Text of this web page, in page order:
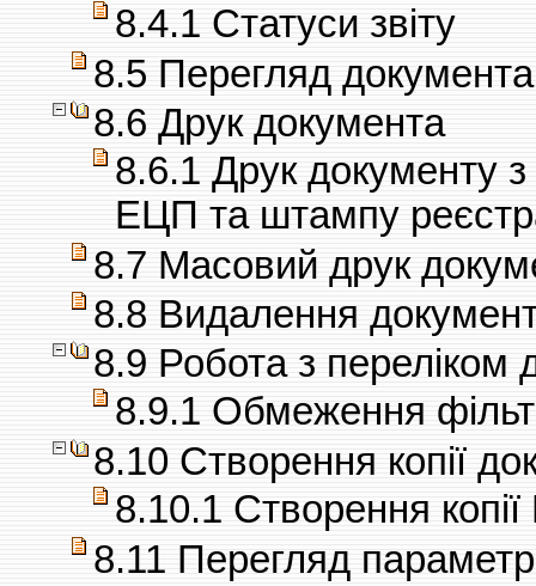
8.4.1 Статуси звіту
8.5 Перегляд документа
8.6 Друк документа
8.6.1 Друк документу
ЕЦП та штампу
8.7 Масовий друк
8.8 Видалення
8.9 Робота з переліком
8.9.1 Обмеження
8.10 Створення копії
8.10.1 Створення
8.11 Перегляд